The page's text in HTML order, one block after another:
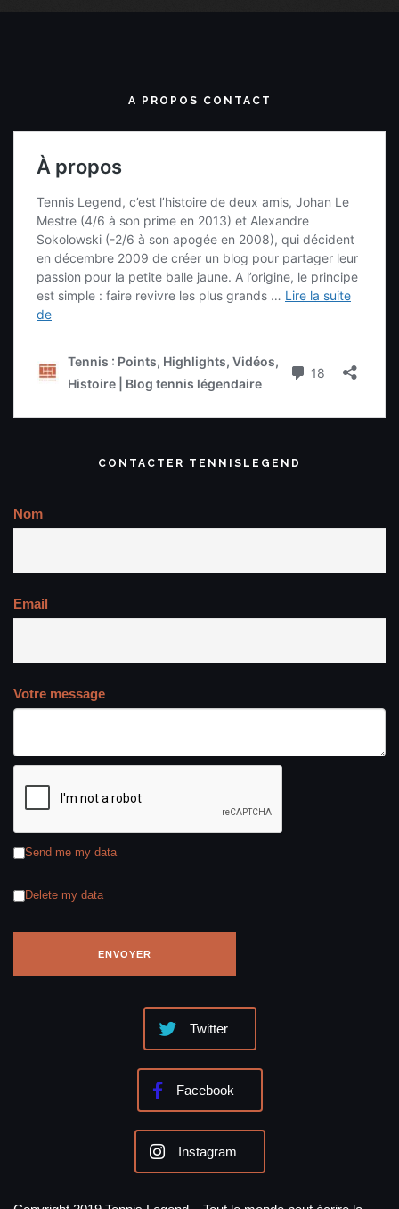
A PROPOS CONTACT
CONTACTER TENNISLEGEND
Nom
Email
Votre message
Send me my data
Delete my data
Twitter
Facebook
Instagram